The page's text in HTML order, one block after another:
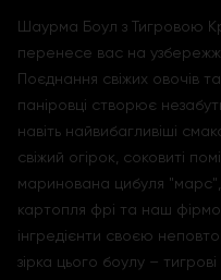
Шаурма Боул з Тигровою
перенесе вас на
Поєднання свіжих овочів
паніровці створює
навіть найвибагливіші
свіжий огірок, соковиті
маринована цибуля
картопля фрі та наш
інгредієнти своєю
зірка цього боулу –